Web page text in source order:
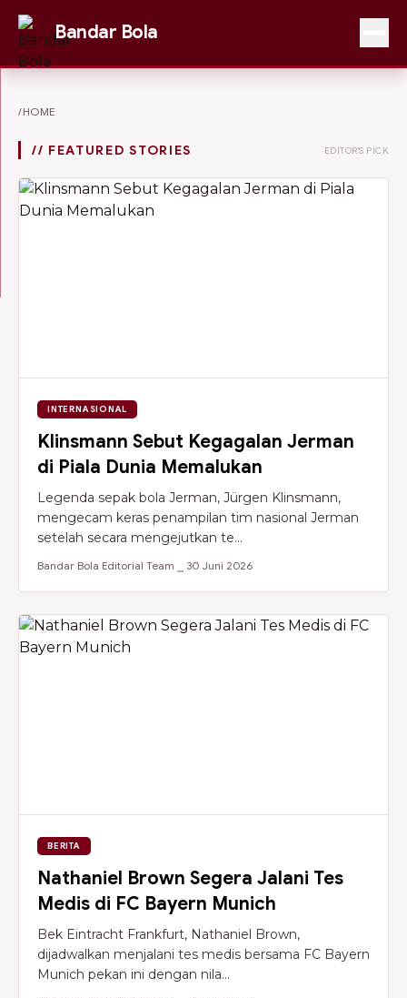
Bandar Bola
/HOME
// FEATURED STORIES EDITOR'S PICK
INTERNASIONAL
Klinsmann Sebut Kegagalan Jerman
di Piala Dunia Memalukan
Legenda sepak bola Jerman, Jürgen Klinsmann,
mengecam keras penampilan tim nasional Jerman
setelah secara mengejutkan te...
Bandar Bola Editorial Team ⎯ 30 Juni 2026
BERITA
Nathaniel Brown Segera Jalani Tes
Medis di FC Bayern Munich
Bek Eintracht Frankfurt, Nathaniel Brown,
dijadwalkan menjalani tes medis bersama FC Bayern
Munich pekan ini dengan nila...